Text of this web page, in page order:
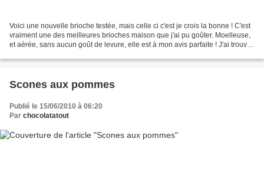
Voici une nouvelle brioche testée, mais celle ci c'est je crois la bonne ! C'est
vraiment une des meilleures brioches maison que j'ai pu goûter. Moelleuse,
et aérée, sans aucun goût de levure, elle est à mon avis parfaite ! J'ai trouvé
Scones aux pommes
Publié le 15/06/2010 à 06:20
Par chocolatatout